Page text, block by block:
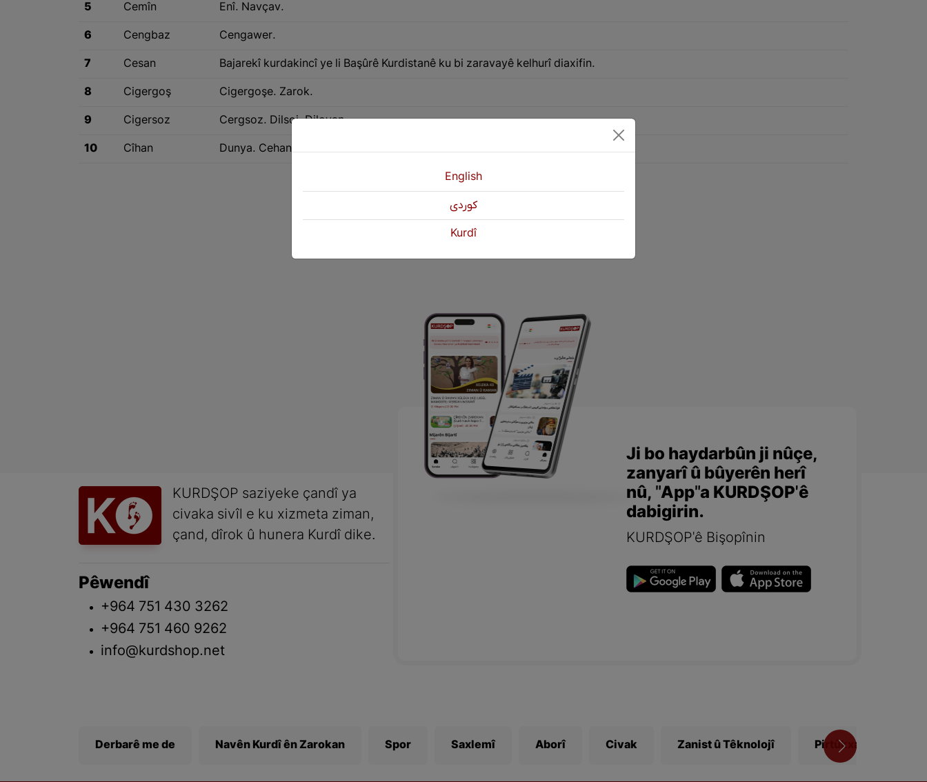
5 Cemîn Enî. Navçav.
6 Cengbaz Cengawer.
7 Cesan Bajarekî kurdakincî ye li Başûrê Kurdistanê ku bi zaravayê kelhurî diaxifin.
8 Cigergoş Cigergoşe. Zarok.
9 Cigersoz Cergsoz. Dilsoj. Dilovan.
10 Cîhan Dunya. Cehan.
2
KURDŞOP saziyeke çandî ya
civaka sivîl e ku xizmeta ziman,
çand, dîrok û hunera Kurdî dike.
Pêwendî
+964 751 430 3262
+964 751 460 9262
info@kurdshop.net
Ji bo haydarbûn ji nûçe,
zanyarî û bûyerên herî
nû, "App"a KURDŞOP'ê
dabigirin.
KURDŞOP'ê Bişopînin
Derbarê me de Navên Kurdî ên Zarokan Spor Saxlemî Aborî Civak Zanist û Têknolojî Pirtûkxane
English
كوردی
Kurdî